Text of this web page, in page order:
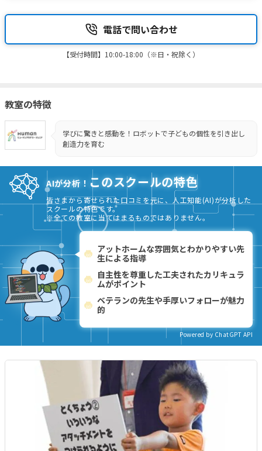
電話で問い合わせ
【受付時間】10:00-18:00（※日・祝除く）
教室の特徴
学びに驚きと感動を！ロボットで子どもの個性を引き出し
創造力を育む
AIが分析！ このスクールの特色
皆さまから寄せられた口コミを元に、人工知能(AI)が分析した
スクールの特色です。
※全ての教室に当てはまるものではありません。
アットホームな雰囲気とわかりやすい先
生による指導
自主性を尊重した工夫されたカリキュラ
ムがポイント
ベテランの先生や手厚いフォローが魅力
的
Powered by ChatGPT API